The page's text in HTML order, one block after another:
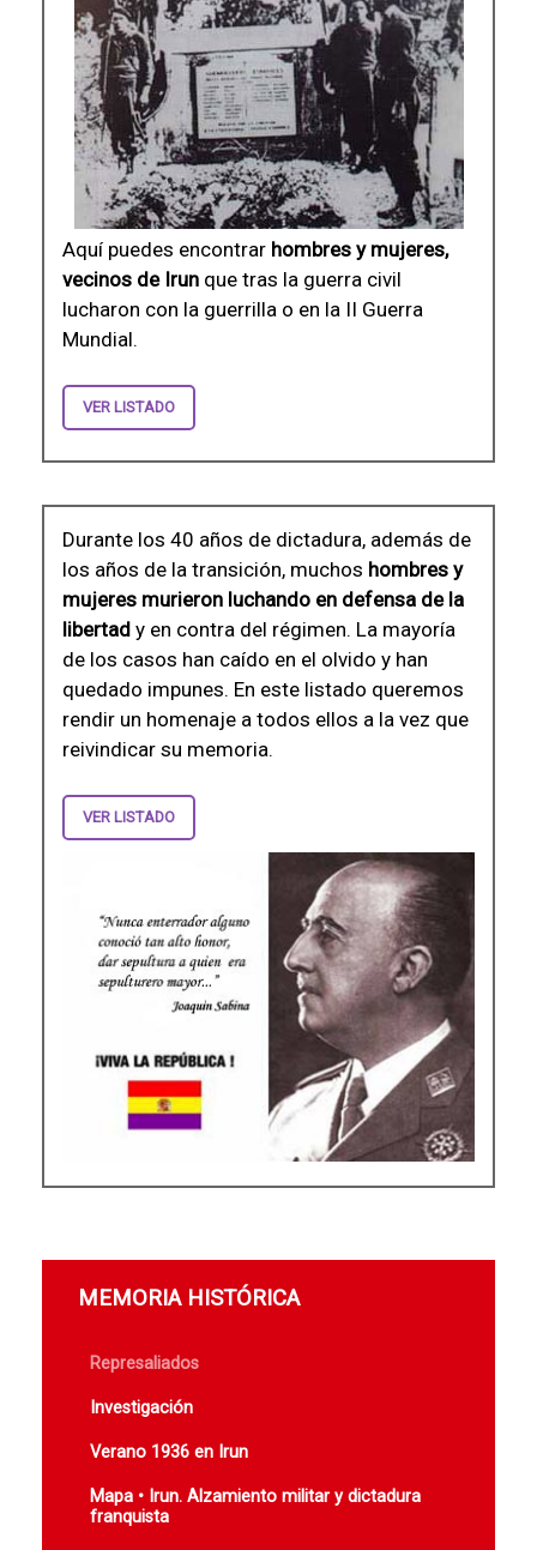
Aquí puedes encontrar hombres y mujeres,
vecinos de Irun que tras la guerra civil
lucharon con la guerrilla o en la II Guerra
Mundial.
VER LISTADO
Durante los 40 años de dictadura, además de
los años de la transición, muchos hombres y
mujeres murieron luchando en defensa de la
libertad y en contra del régimen. La mayoría
de los casos han caído en el olvido y han
quedado impunes. En este listado queremos
rendir un homenaje a todos ellos a la vez que
reivindicar su memoria.
VER LISTADO
MEMORIA HISTÓRICA
Represaliados
Investigación
Verano 1936 en Irun
Mapa • Irun. Alzamiento militar y dictadura
franquista